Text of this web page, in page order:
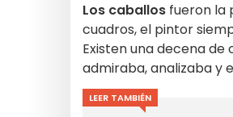
Los caballos fueron la
cuadros, el pintor
Existen una decena
admiraba, analizaba y
LEER TAMBIÉN